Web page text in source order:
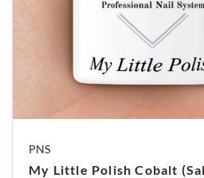
PNS
My Little Polish Cobalt